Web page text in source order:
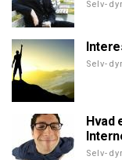
Selv-
Selv-
Hvad
Selv-